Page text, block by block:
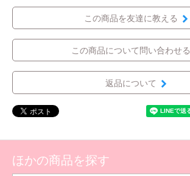
この商品を友達に教える
この商品について問い合わせる
返品について
ほかの商品を探す